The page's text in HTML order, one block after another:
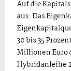
Auf die
aus: Das
30 bis 35
Millionen Euro
Hybridanleihe